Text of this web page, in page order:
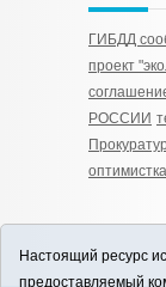
ГИБДД
проект
РОССИИ
оптимистка
Настоящий ресурс
предоставляемый